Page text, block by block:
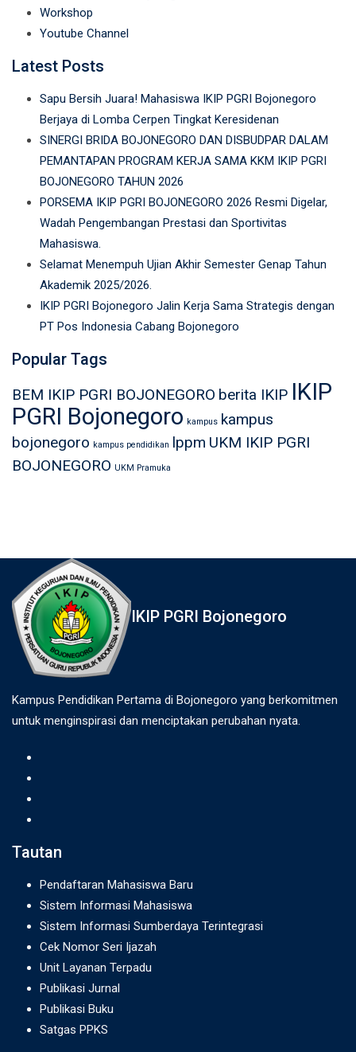
Workshop
Youtube Channel
Latest Posts
Sapu Bersih Juara! Mahasiswa IKIP PGRI Bojonegoro
Berjaya di Lomba Cerpen Tingkat Keresidenan
SINERGI BRIDA BOJONEGORO DAN DISBUDPAR DALAM
PEMANTAPAN PROGRAM KERJA SAMA KKM IKIP PGRI
BOJONEGORO TAHUN 2026
PORSEMA IKIP PGRI BOJONEGORO 2026 Resmi Digelar,
Wadah Pengembangan Prestasi dan Sportivitas
Mahasiswa.
Selamat Menempuh Ujian Akhir Semester Genap Tahun
Akademik 2025/2026.
IKIP PGRI Bojonegoro Jalin Kerja Sama Strategis dengan
PT Pos Indonesia Cabang Bojonegoro
Popular Tags
BEM IKIP PGRI BOJONEGORO berita IKIP IKIP
PGRI Bojonegoro kampus kampus
bojonegoro kampus pendidikan lppm UKM IKIP PGRI
BOJONEGORO UKM Pramuka
IKIP PGRI Bojonegoro
Kampus Pendidikan Pertama di Bojonegoro yang berkomitmen
untuk menginspirasi dan menciptakan perubahan nyata.
Tautan
Pendaftaran Mahasiswa Baru
Sistem Informasi Mahasiswa
Sistem Informasi Sumberdaya Terintegrasi
Cek Nomor Seri Ijazah
Unit Layanan Terpadu
Publikasi Jurnal
Publikasi Buku
Satgas PPKS